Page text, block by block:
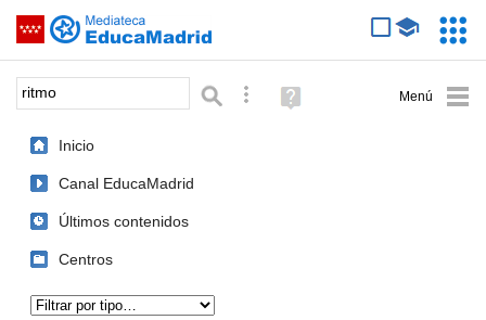
Saltar navegación
Palabra o frase: Búsqueda avanzada
Ayuda
(en
Inicio
Canal EducaMadrid
Últimos contenidos
Centros